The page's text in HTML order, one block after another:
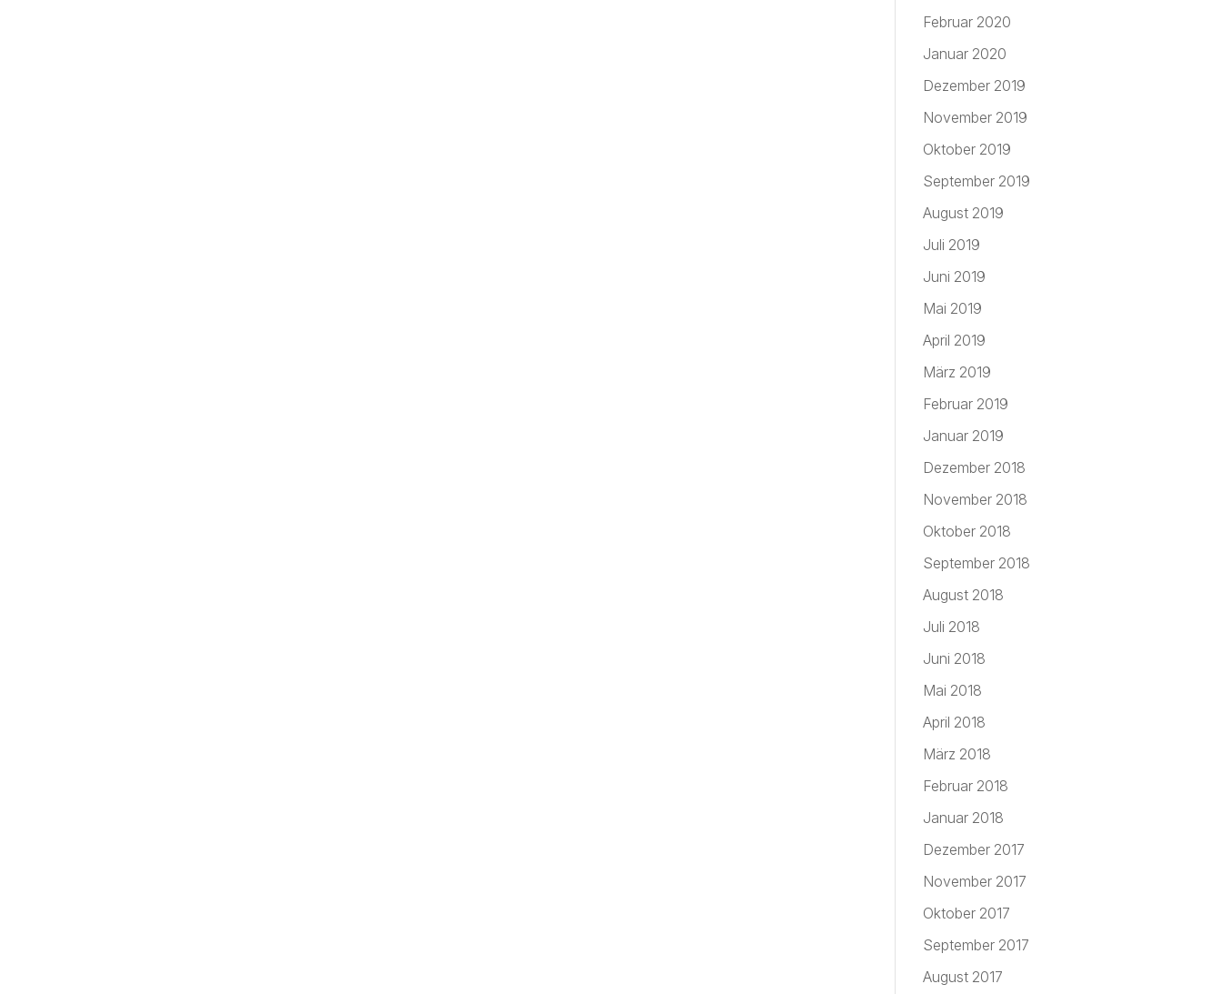
Februar 2020
Januar 2020
Dezember 2019
November 2019
Oktober 2019
September 2019
August 2019
Juli 2019
Juni 2019
Mai 2019
April 2019
März 2019
Februar 2019
Januar 2019
Dezember 2018
November 2018
Oktober 2018
September 2018
August 2018
Juli 2018
Juni 2018
Mai 2018
April 2018
März 2018
Februar 2018
Januar 2018
Dezember 2017
November 2017
Oktober 2017
September 2017
August 2017